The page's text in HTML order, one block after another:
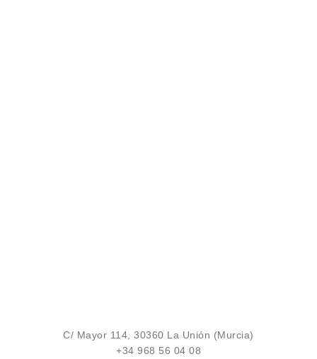
C/ Mayor 114, 30360 La Unión (Murcia)
+34 968 56 04 08